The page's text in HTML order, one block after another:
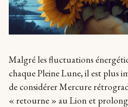
Malgré les fluctuations
chaque Pleine Lune, il est plus
de considérer Mercure
« retourne » au Lion et